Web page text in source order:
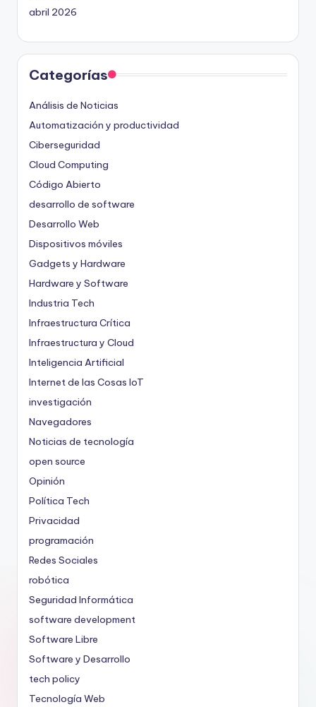
abril 2026
Categorías
Análisis de Noticias
Automatización y productividad
Ciberseguridad
Cloud Computing
Código Abierto
desarrollo de software
Desarrollo Web
Dispositivos móviles
Gadgets y Hardware
Hardware y Software
Industria Tech
Infraestructura Crítica
Infraestructura y Cloud
Inteligencia Artificial
Internet de las Cosas IoT
investigación
Navegadores
Noticias de tecnología
open source
Opinión
Política Tech
Privacidad
programación
Redes Sociales
robótica
Seguridad Informática
software development
Software Libre
Software y Desarrollo
tech policy
Tecnología Web